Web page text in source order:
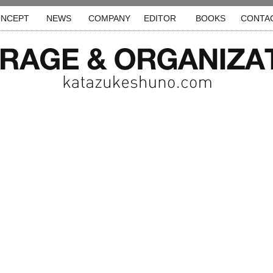
NEWS COMPANY EDITOR BOOKS